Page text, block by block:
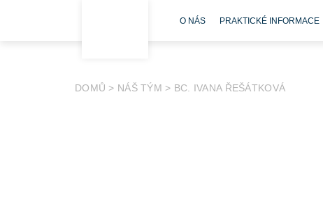
O NÁS PRAKTICKÉ INFORMACE
DOMŮ > NÁŠ TÝM > BC. IVANA ŘEŠÁTKOVÁ